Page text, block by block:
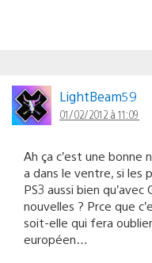
LightBeam59
01/02/2012 à 11:09
Ah ça c’est une bonne
a dans le ventre, si les
PS3 aussi bien
nouvelles ? Prce que
soit-elle qui fera
européen…